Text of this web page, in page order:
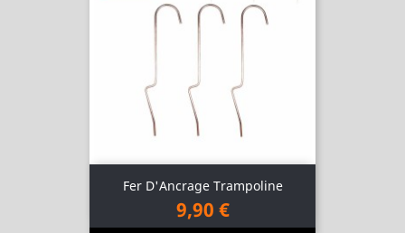
Fer D'Ancrage Trampoline
9,90 €